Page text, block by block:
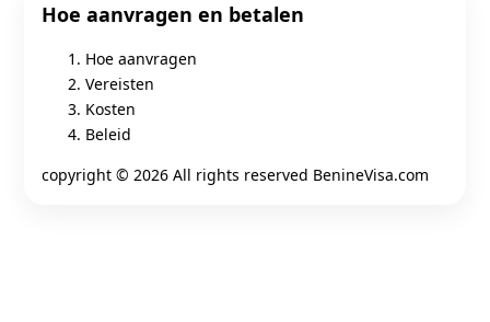
Hoe aanvragen en betalen
Hoe aanvragen
Vereisten
Kosten
Beleid
copyright © 2026 All rights reserved BenineVisa.com